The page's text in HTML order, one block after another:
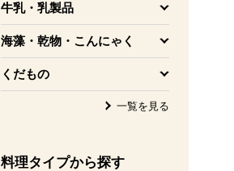
牛乳・乳製品
を開く
海藻・乾物・こんにゃく
を開く
くだもの
を開く
一覧を見る
料理タイプから探す